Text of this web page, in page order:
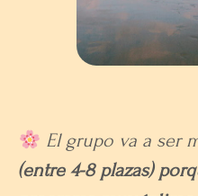
El grupo va a ser
(entre 4-8 plazas)